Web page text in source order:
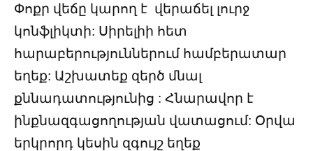
Փոքր վեճը կարող է վերաճել լուրջ
կոնֆլիկտի: Սիրելիի հետ
հարաբերություններում համբերատար
եղեք: Աշխատեք զերծ մնալ
քննադատությունից : Հնարավոր է
ինքնազգացողության վատացում: Օրվա
երկրորդ կեսին զգույշ եղեք